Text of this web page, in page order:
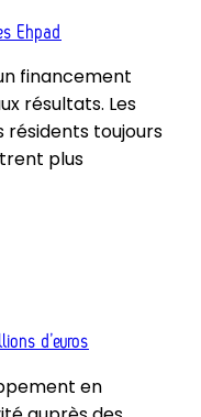
Ehpad
financement
résultats. Les
résidents toujours
plus
d’euros
en